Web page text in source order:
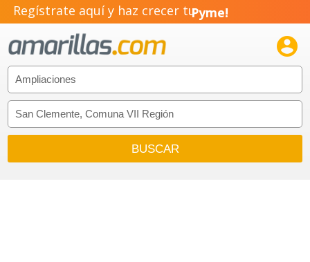
Regístrate aquí y haz crecer tuPyme!
Emprendimiento!
